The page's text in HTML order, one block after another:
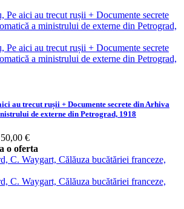
au trecut rușii + Documente secrete din Arhiva
de externe din Petrograd, 1918
50,00 €
o oferta